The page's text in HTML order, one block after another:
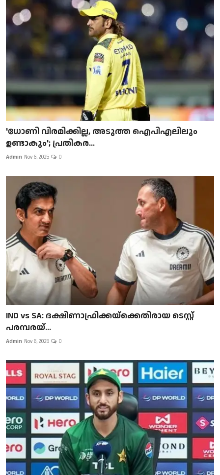
'ധോണി വിരമിക്കില്ല, അടുത്ത ഐപിഎലിലും
ഉണ്ടാകും'; പ്രതികര...
Admin Nov 6, 2025 0
IND vs SA: ദക്ഷിണാഫ്രിക്കയ്‌ക്കെതിരായ ടെസ്റ്റ്
പരമ്പരയ്...
Admin Nov 6, 2025 0